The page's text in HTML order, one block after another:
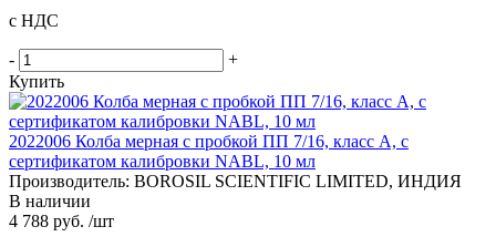
с НДС
-
+
Купить
2022006 Колба мерная с пробкой ПП 7/16, класс A, с
сертификатом калибровки NABL, 10 мл
Производитель: BOROSIL SCIENTIFIC LIMITED, ИНДИЯ
В наличии
4 788 руб. /шт